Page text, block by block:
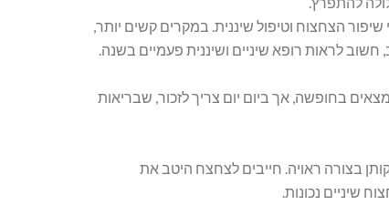
הצחצוח וטיפול שיננית. במקרים קשים יותר,
בחופשה, אך ביום יום צריך לזכור, שבריאות
בצורה ראויה. חייבים לצחצח היטב את
שיניים נכונות.